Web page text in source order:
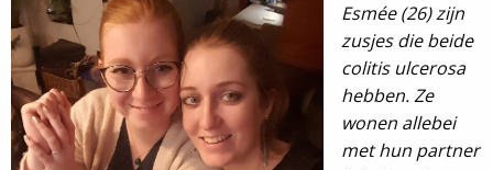
Esmée (26) zijn
zusjes die beide
colitis ulcerosa
hebben. Ze
wonen allebei
met hun partner